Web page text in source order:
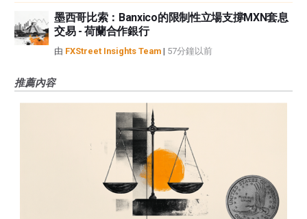
墨西哥比索：Banxico的限制性立場支撐MXN套息
交易 - 荷蘭合作銀行
由 FXStreet Insights Team | 57分鐘以前
推薦內容